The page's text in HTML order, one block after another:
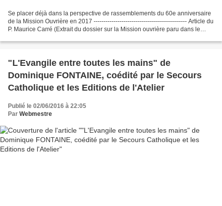
Se placer déjà dans la perspective de rassemblements du 60e anniversaire
de la Mission Ouvrière en 2017 ----------------------------------------------- Article du
P. Maurice Carré (Extrait du dossier sur la Mission ouvrière paru dans le
"L'Evangile entre toutes les mains" de
Dominique FONTAINE, coédité par le Secours
Catholique et les Editions de l'Atelier
Publié le 02/06/2016 à 22:05
Par Webmestre